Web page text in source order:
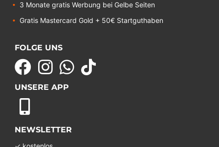
3 Monate gratis Werbung bei Gelbe Seiten
Gratis Mastercard Gold + 50€ Startguthaben
FOLGE UNS
UNSERE APP
NEWSLETTER